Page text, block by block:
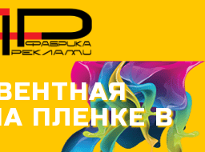
ПЛЕНКЕ В